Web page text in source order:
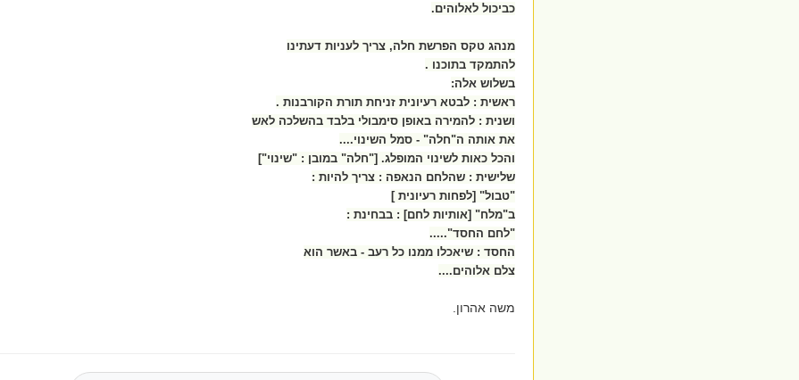
כביכול לאלוהים.
מנהג טקס הפרשת חלה, צריך לעניות דעתינו
להתמקד בתוכנו .
בשלוש אלה:
ראשית : לבטא רעיונית זניחת תורת הקורבנות .
ושנית : להמירה באופן סימבולי בלבד בהשלכה לאש
את אותה ה"חלה" - סמל השינוי....
והכל כאות לשינוי המופלג. ["חלה" במובן : "שינוי"]
שלישית : שהלחם הנאפה : צריך להיות :
"טבול" [לפחות רעיונית ]
ב"מלח" [אותיות לחם] : בבחינת :
"לחם החסד".....
החסד : שיאכלו ממנו כל רעב - באשר הוא
צלם אלוהים....
משה אהרון.